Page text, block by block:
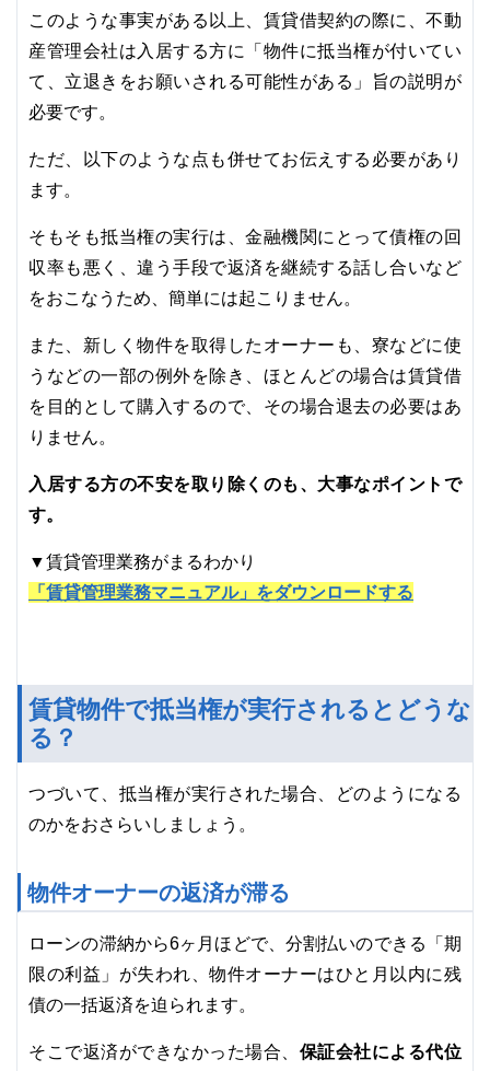
このような事実がある以上、賃貸借契約の際に、不動
産管理会社は入居する方に「物件に抵当権が付いてい
て、立退きをお願いされる可能性がある」旨の説明が
必要です。
ただ、以下のような点も併せてお伝えする必要があり
ます。
そもそも抵当権の実行は、金融機関にとって債権の回
収率も悪く、違う手段で返済を継続する話し合いなど
をおこなうため、簡単には起こりません。
また、新しく物件を取得したオーナーも、寮などに使
うなどの一部の例外を除き、ほとんどの場合は賃貸借
を目的として購入するので、その場合退去の必要はあ
りません。
入居する方の不安を取り除くのも、大事なポイントで
す。
▼賃貸管理業務がまるわかり
「賃貸管理業務マニュアル」をダウンロードする
賃貸物件で抵当権が実行されるとどうな
る？
つづいて、抵当権が実行された場合、どのようになる
のかをおさらいしましょう。
物件オーナーの返済が滞る
ローンの滞納から6ヶ月ほどで、分割払いのできる「期
限の利益」が失われ、物件オーナーはひと月以内に残
債の一括返済を迫られます。
そこで返済ができなかった場合、 保証会社による代位